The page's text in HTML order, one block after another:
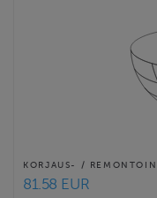
KORJAUS- /
81.58 EUR